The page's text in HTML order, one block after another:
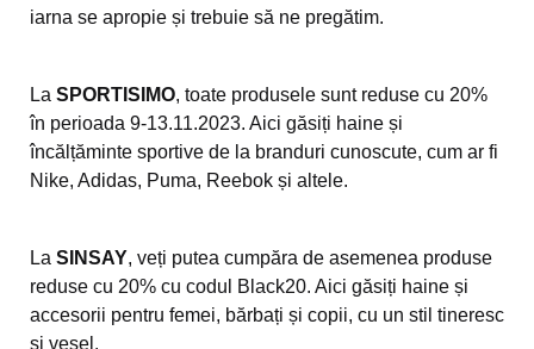
iarna se apropie și trebuie să ne pregătim.
La SPORTISIMO, toate produsele sunt reduse cu 20%
în perioada 9-13.11.2023. Aici găsiți haine și
încălțăminte sportive de la branduri cunoscute, cum ar fi
Nike, Adidas, Puma, Reebok și altele.
La SINSAY, veți putea cumpăra de asemenea produse
reduse cu 20% cu codul Black20. Aici găsiți haine și
accesorii pentru femei, bărbați și copii, cu un stil tineresc
și vesel.